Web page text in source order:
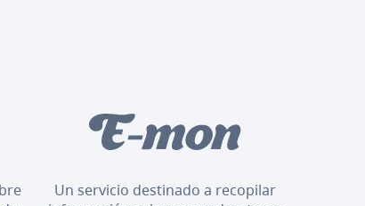
Un servicio destinado a recopilar